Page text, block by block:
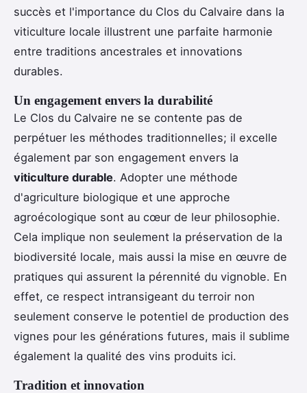
succès et l'importance du Clos du Calvaire dans la
viticulture locale illustrent une parfaite harmonie
entre traditions ancestrales et innovations
durables.
Un engagement envers la durabilité
Le Clos du Calvaire ne se contente pas de
perpétuer les méthodes traditionnelles; il excelle
également par son engagement envers la
viticulture durable. Adopter une méthode
d'agriculture biologique et une approche
agroécologique sont au cœur de leur philosophie.
Cela implique non seulement la préservation de la
biodiversité locale, mais aussi la mise en œuvre de
pratiques qui assurent la pérennité du vignoble. En
effet, ce respect intransigeant du terroir non
seulement conserve le potentiel de production des
vignes pour les générations futures, mais il sublime
également la qualité des vins produits ici.
Tradition et innovation